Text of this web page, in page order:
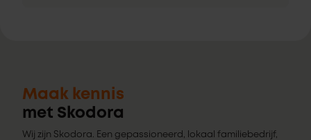
Maak kennis
met Skodora
Wij zijn Skodora. Een gepassioneerd, lokaal familiebedrijf,